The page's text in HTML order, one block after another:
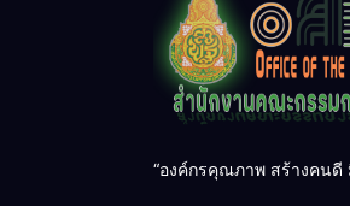
“องค์กรคุณภาพ สร้างคนดี